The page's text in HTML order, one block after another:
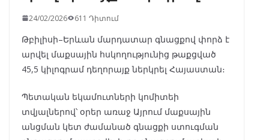
24/02/2026 611 Դիտում
Թբիլիսի–Երևան մարդատար գնացքով փորձ է
արվել մաքսային հսկողությունից թաքցված
45,5 կիլոգրամ դեղորայք ներկրել Հայաստան։
Պետական եկամուտների կոմիտեի
տվյալներով՝ օրեր առաջ Այրում մաքսային
անցման կետ ժամանած գնացքի ստուգման